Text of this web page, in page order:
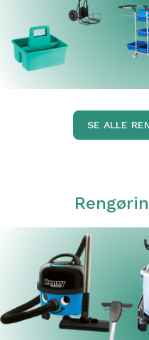
SE ALLE